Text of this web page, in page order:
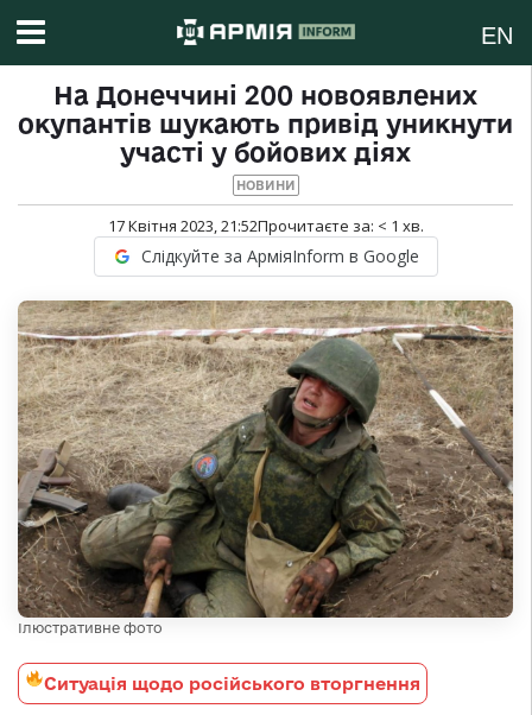
EN
На Донеччині 200 новоявлених
окупантів шукають привід уникнути
участі у бойових діях
НОВИНИ
17 Квітня 2023, 21:52Прочитаєте за: < 1 хв.
Слідкуйте за АрміяInform в Google
Ілюстративне фото
Ситуація щодо російського вторгнення